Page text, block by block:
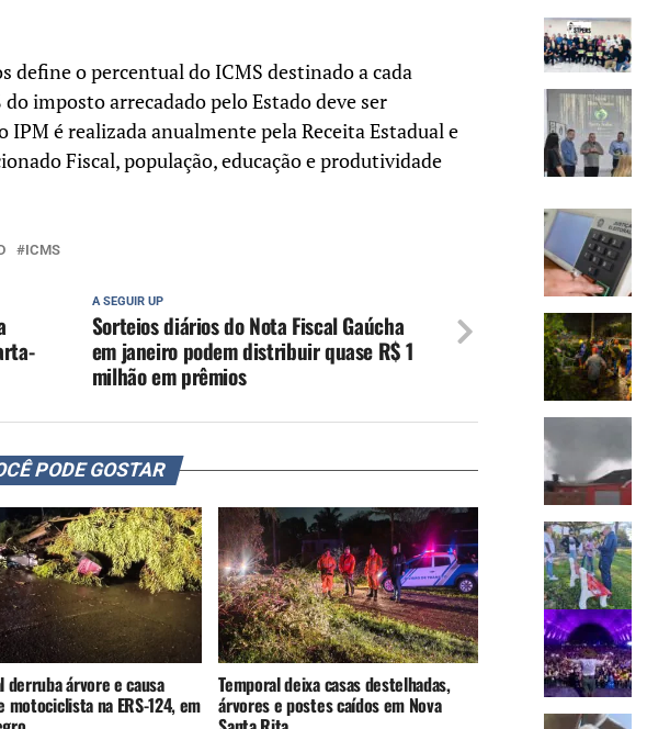
define o percentual do ICMS destinado a cada
imposto arrecadado pelo Estado deve ser
IPM é realizada anualmente pela Receita Estadual e
Fiscal, população, educação e produtividade
ICMS
A SEGUIR UP
Sorteios diários do Nota Fiscal Gaúcha
em janeiro podem distribuir quase R$ 1
milhão em prêmios
PODE GOSTAR
derruba árvore e causa
motociclista na ERS-124, em
Temporal deixa casas destelhadas,
árvores e postes caídos em Nova